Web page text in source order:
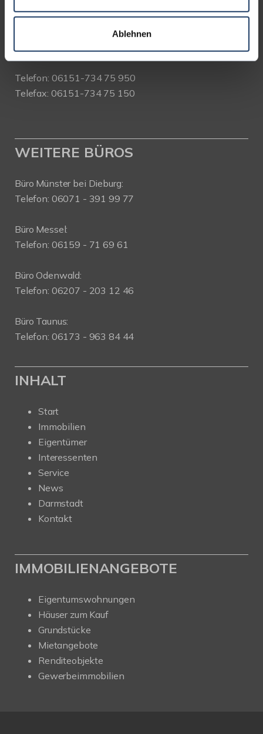
Ablehnen
Bürozeiten:
Mo. - Fr. 9.00 - 18.00 Uhr
Sa. + So. nach Vereinbarung
Telefon: 06151-734 75 950
Telefax: 06151-734 75 150
WEITERE BÜROS
Büro Münster bei Dieburg:
Telefon: 06071 - 391 99 77
Büro Messel:
Telefon: 06159 - 71 69 61
Büro Odenwald:
Telefon: 06207 - 203 12 46
Büro Taunus:
Telefon: 06173 - 963 84 44
INHALT
Start
Immobilien
Eigentümer
Interessenten
Service
News
Darmstadt
Kontakt
IMMOBILIENANGEBOTE
Eigentumswohnungen
Häuser zum Kauf
Grundstücke
Mietangebote
Renditeobjekte
Gewerbeimmobilien